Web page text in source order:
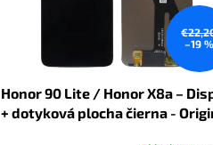
–19 %
Honor 90 Lite / Honor X8a –
+ dotyková plocha čierna -